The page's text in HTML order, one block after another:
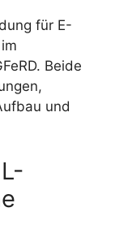
für E-
Beide
und